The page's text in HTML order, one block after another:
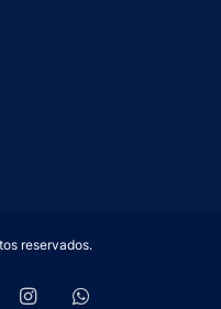
reservados.
InstagramWhatsApp